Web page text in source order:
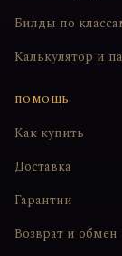
Билды по
Калькулятор и
ПОМОЩЬ
Как купить
Доставка
Гарантии
Возврат и обмен